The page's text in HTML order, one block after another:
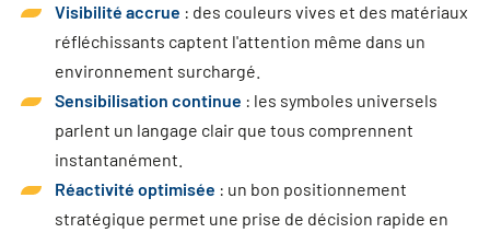
Visibilité accrue : des couleurs vives et des matériaux
réfléchissants captent l'attention même dans un
environnement surchargé.
Sensibilisation continue : les symboles universels
parlent un langage clair que tous comprennent
instantanément.
Réactivité optimisée : un bon positionnement
stratégique permet une prise de décision rapide en